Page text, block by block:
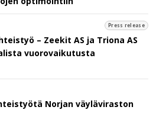
Press release
– Zeekit AS ja Triona AS
vuorovaikutusta
Norjan väyläviraston